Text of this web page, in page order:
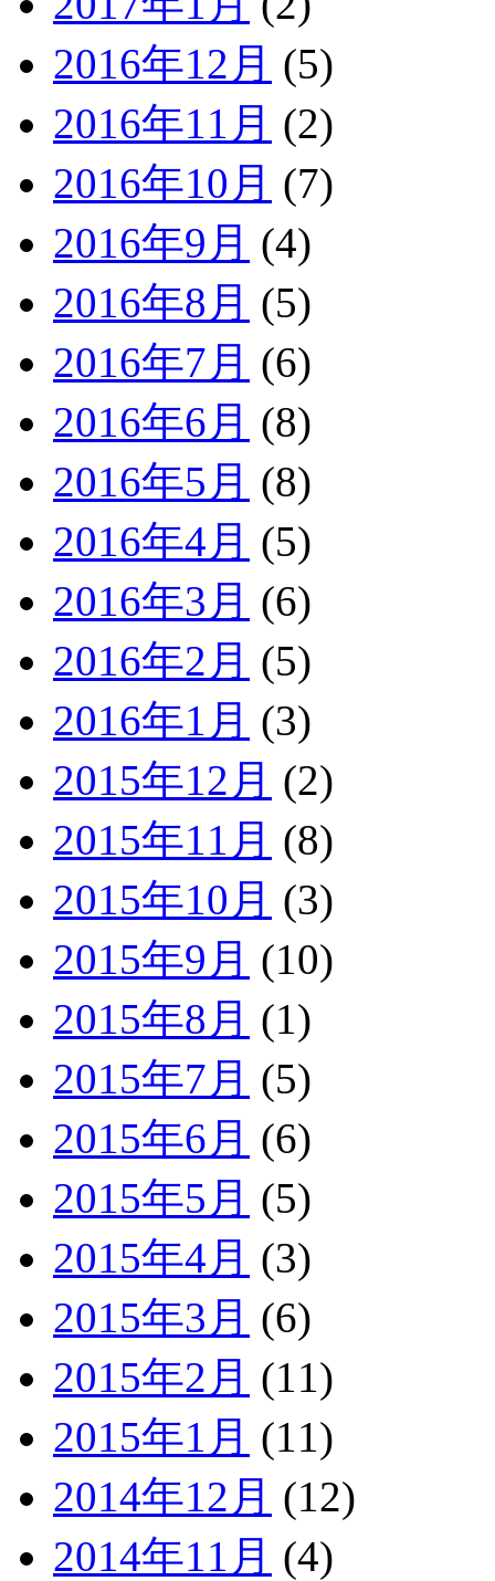
2016年12月 (5)
2016年11月 (2)
2016年10月 (7)
2016年9月 (4)
2016年8月 (5)
2016年7月 (6)
2016年6月 (8)
2016年5月 (8)
2016年4月 (5)
2016年3月 (6)
2016年2月 (5)
2016年1月 (3)
2015年12月 (2)
2015年11月 (8)
2015年10月 (3)
2015年9月 (10)
2015年8月 (1)
2015年7月 (5)
2015年6月 (6)
2015年5月 (5)
2015年4月 (3)
2015年3月 (6)
2015年2月 (11)
2015年1月 (11)
2014年12月 (12)
2014年11月 (4)